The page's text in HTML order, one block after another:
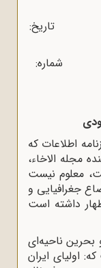
اطلاعات که
مجله الاخاء،
معلوم نیست
جغرافیایی و
داشته است
بحرین ناحیه‌ای
اولیای ایران